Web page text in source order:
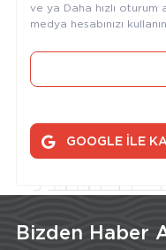
ve ya Daha hızlı
medya hesabınızı kullanın.
GOOGLE İLE
Bizden Haber